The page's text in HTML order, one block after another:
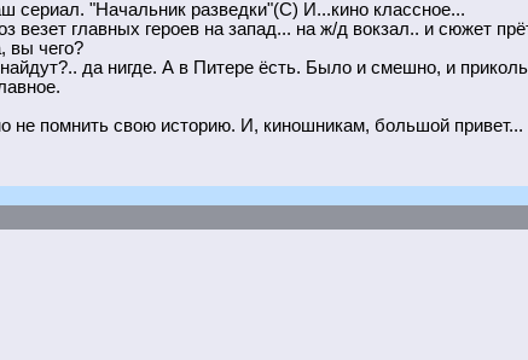
сериал. "Начальник разведки"(С) И...кино классное...
везет главных героев на запад... на ж/д вокзал.. и сюжет
вы чего?
да нигде. А в Питере ёсть. Было и смешно, и
помнить свою историю. И, киношникам, большой привет...